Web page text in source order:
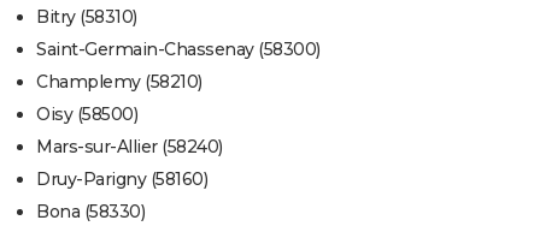
Bitry (58310)
Saint-Germain-Chassenay (58300)
Champlemy (58210)
Oisy (58500)
Mars-sur-Allier (58240)
Druy-Parigny (58160)
Bona (58330)